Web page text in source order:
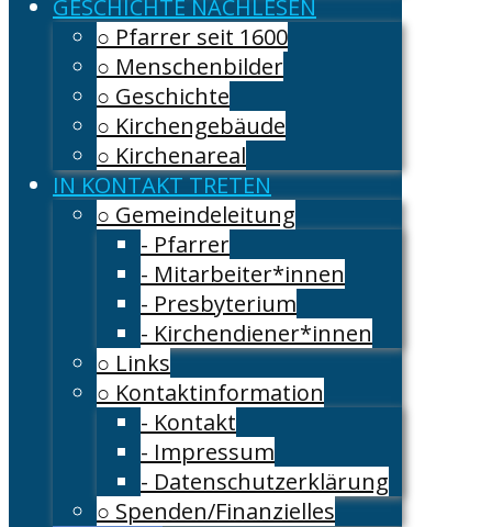
GESCHICHTE NACHLESEN
○ Pfarrer seit 1600
○ Menschenbilder
○ Geschichte
○ Kirchengebäude
○ Kirchenareal
IN KONTAKT TRETEN
○ Gemeindeleitung
- Pfarrer
- Mitarbeiter*innen
- Presbyterium
- Kirchendiener*innen
○ Links
○ Kontaktinformation
- Kontakt
- Impressum
- Datenschutzerklärung
○ Spenden/Finanzielles